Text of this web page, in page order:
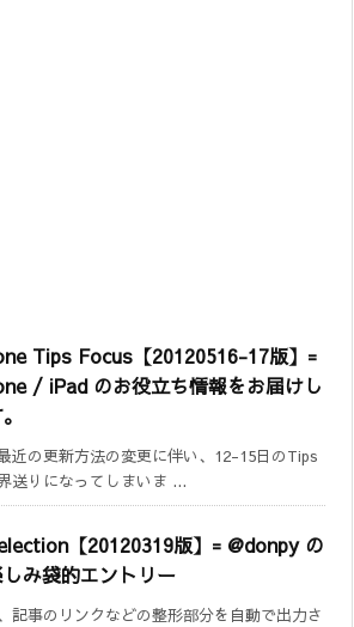
Tips Focus【20120516-17版】=
/ iPad のお役立ち情報をお届けし
近の更新方法の変更に伴い、12-15日のTips
送りになってしまいま ...
【20120319版】= @donpy の
しみ袋的エントリー
記事のリンクなどの整形部分を自動で出力さ